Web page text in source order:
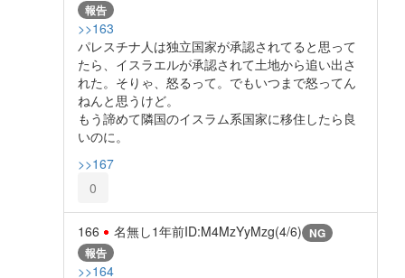
報告
>>163
パレスチナ人は独立国家が承認されてると思って
たら、イスラエルが承認されて土地から追い出さ
れた。そりゃ、怒るって。でもいつまで怒ってん
ねんと思うけど。
もう諦めて隣国のイスラム系国家に移住したら良
いのに。
>>167
0
166 名無し1年前ID:M4MzYyMzg(4/6) NG
報告
>>164